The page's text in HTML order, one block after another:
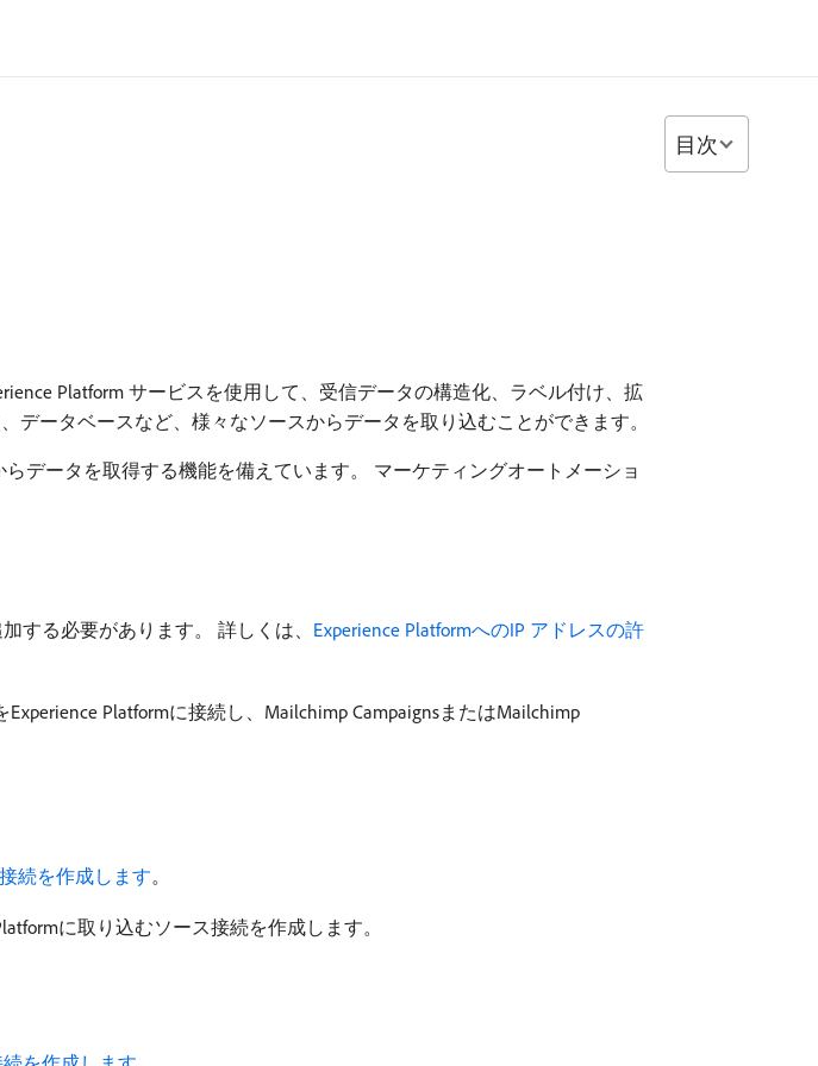
Platform サービスを使用して、受信データの構造化、ラベル付け、拡
ータベースなど、様々なソースからデータを取り込むことができます。
データを取得する機能を備えています。 マーケティングオートメーショ
する必要があります。 詳しくは、 Experience PlatformへのIP アドレスの許
Platformに接続し、Mailchimp CampaignsまたはMailchimp
続を作成します。
に取り込むソース接続を作成します。
目次